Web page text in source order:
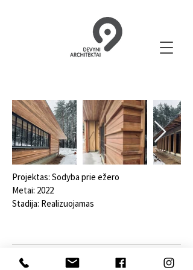
Projektas: Sodyba prie ežero
Metai: 2022
Stadija: Realizuojamas